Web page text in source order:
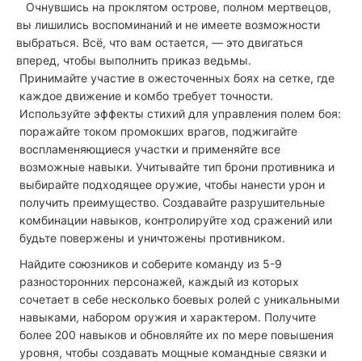
Очнувшись на проклятом острове, полном мертвецов,
вы лишились воспоминаний и не имеете возможности
выбраться. Всё, что вам остается, — это двигаться
вперед, чтобы выполнить приказ ведьмы.
Принимайте участие в ожесточенных боях на сетке, где
каждое движение и комбо требует точности.
Используйте эффекты стихий для управления полем боя:
поражайте током промокших врагов, поджигайте
воспламеняющиеся участки и применяйте все
возможные навыки. Учитывайте тип брони противника и
выбирайте подходящее оружие, чтобы нанести урон и
получить преимущество. Создавайте разрушительные
комбинации навыков, контролируйте ход сражений или
будьте повержены и уничтожены противником.
Найдите союзников и соберите команду из 5-9
разносторонних персонажей, каждый из которых
сочетает в себе несколько боевых ролей с уникальными
навыками, набором оружия и характером. Получите
более 200 навыков и обновляйте их по мере повышения
уровня, чтобы создавать мощные командные связки и